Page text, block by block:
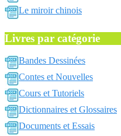
Le miroir chinois
Livres par catégorie
Bandes Dessinées
Contes et Nouvelles
Cours et Tutoriels
Dictionnaires et Glossaires
Documents et Essais